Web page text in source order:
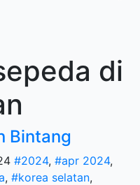
di
Bintang
#2024, #apr 2024,
, #korea selatan,